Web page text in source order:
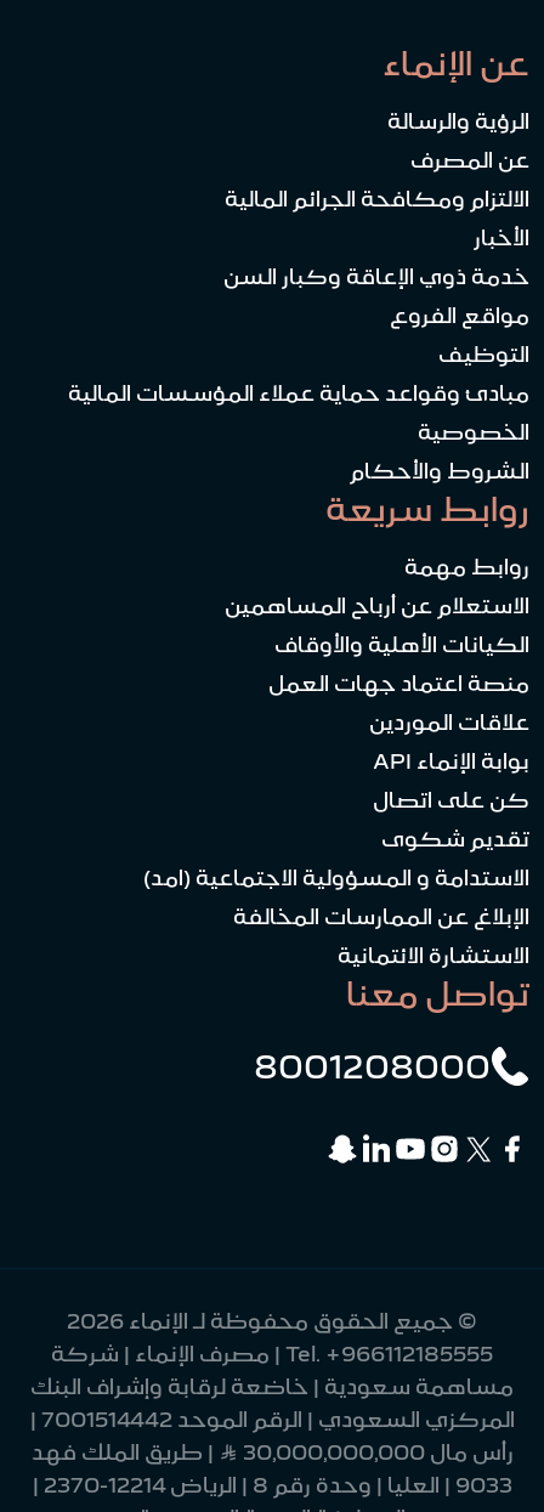
عن الإنماء
الرؤية والرسالة
عن المصرف
الالتزام ومكافحة الجرائم المالية
الأخبار
خدمة ذوي الإعاقة وكبار السن
مواقع الفروع
التوظيف
مبادئ وقواعد حماية عملاء المؤسسات المالية
الخصوصية
الشروط والأحكام
روابط سريعة
روابط مهمة
الاستعلام عن أرباح المساهمين
الكيانات الأهلية والأوقاف
منصة اعتماد جهات العمل
علاقات الموردين
بوابة الإنماء API
كن على اتصال
تقديم شكوى
الاستدامة و المسؤولية الاجتماعية (امد)
الإبلاغ عن الممارسات المخالفة
الاستشارة الائتمانية
تواصل معنا
8001208000
© جميع الحقوق محفوظة لـ الإنماء 2026
Tel.+966112185555
| مصرف الإنماء | شركة
مساهمة سعودية | خاضعة لرقابة وإشراف البنك
المركزي السعودي | الرقم الموحد 7001514442 |
رأس مال 30,000,000,000 Ʀ | طريق الملك فهد
9033 | العليا | وحدة رقم 8 | الرياض 12214-2370 |